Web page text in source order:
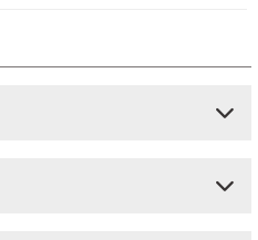
siz yapın!